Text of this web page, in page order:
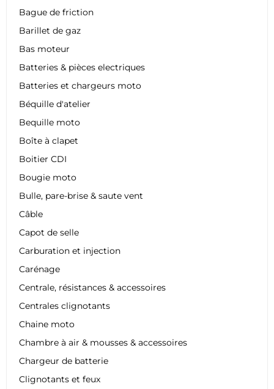
Bague de friction
Barillet de gaz
Bas moteur
Batteries & pièces electriques
Batteries et chargeurs moto
Béquille d'atelier
Bequille moto
Boîte à clapet
Boitier CDI
Bougie moto
Bulle, pare-brise & saute vent
Câble
Capot de selle
Carburation et injection
Carénage
Centrale, résistances & accessoires
Centrales clignotants
Chaine moto
Chambre à air & mousses & accessoires
Chargeur de batterie
Clignotants et feux